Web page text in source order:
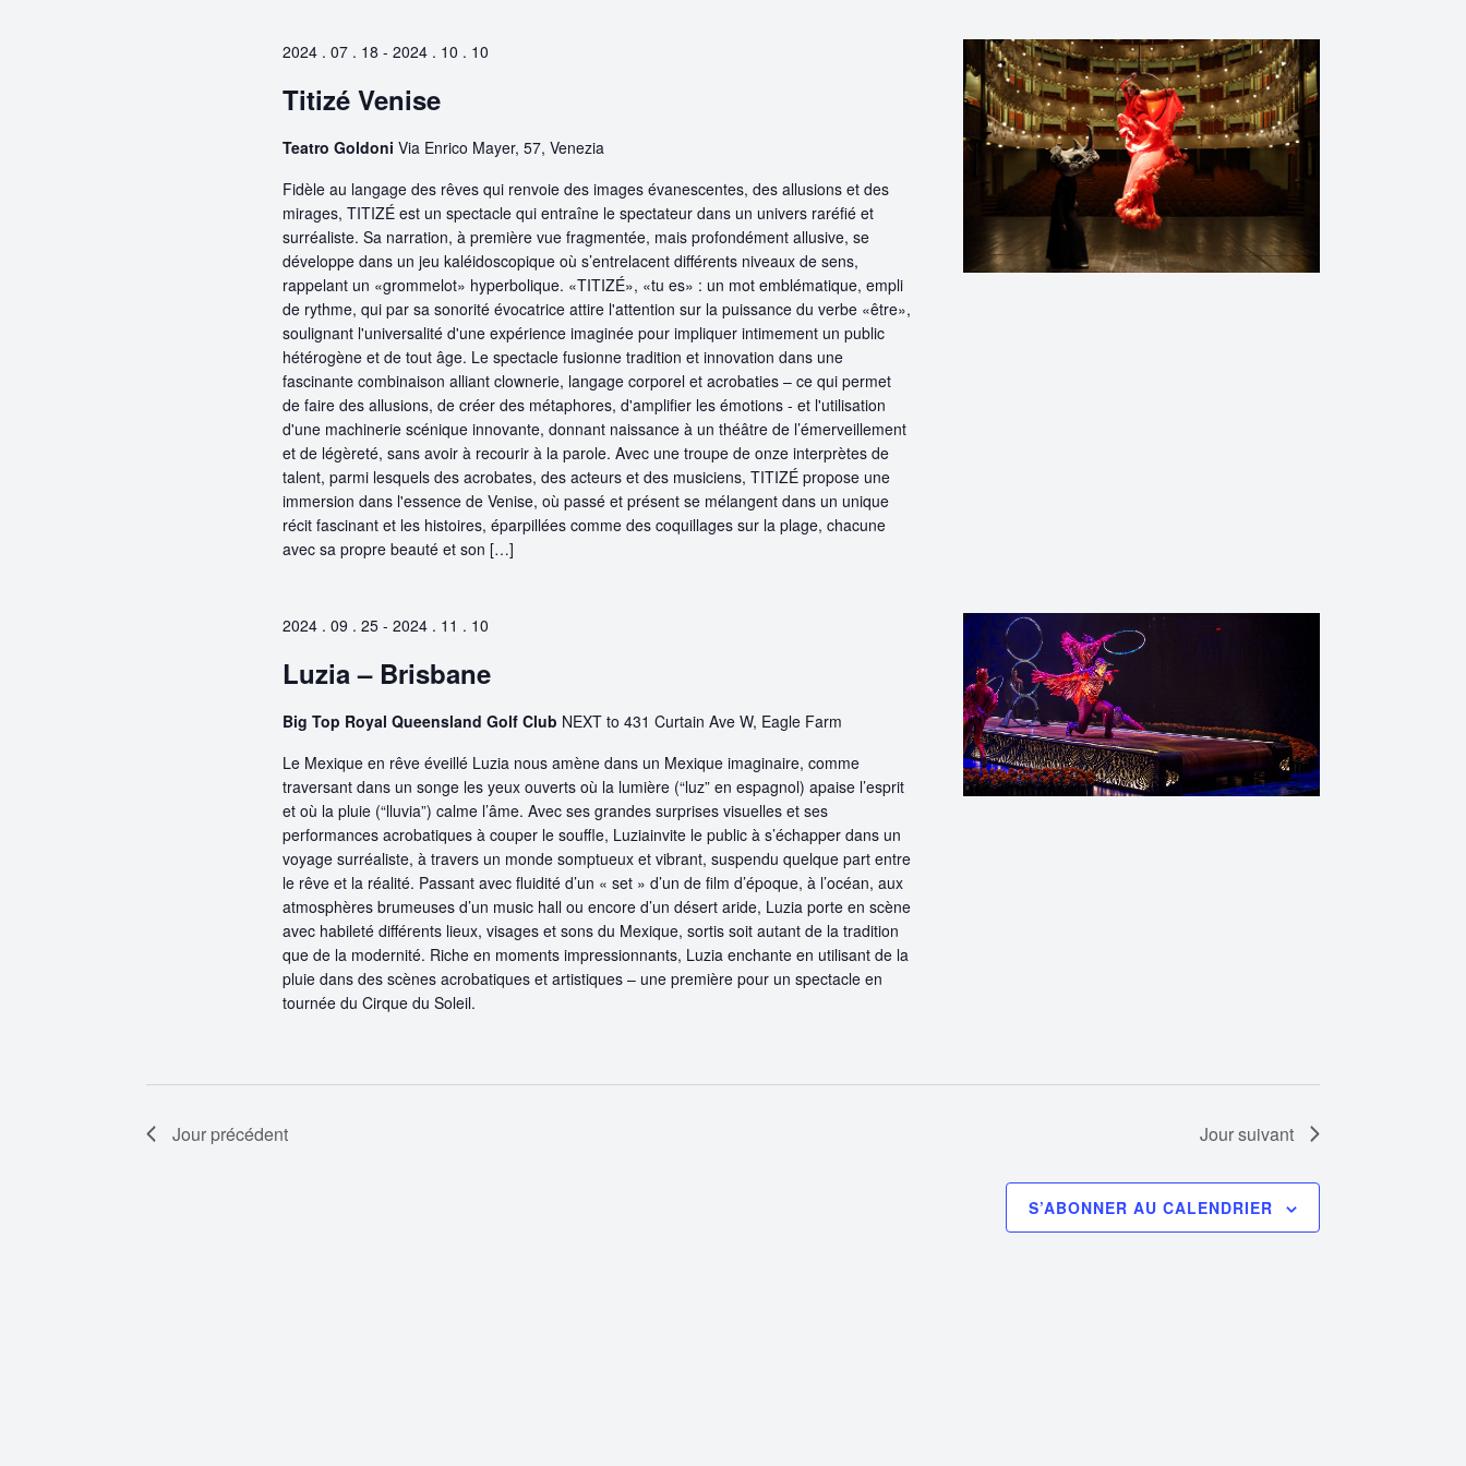
2024 . 07 . 18 - 2024 . 10 . 10
Titizé Venise
Teatro Goldoni Via Enrico Mayer, 57, Venezia
Fidèle au langage des rêves qui renvoie des images évanescentes, des allusions et des
mirages, TITIZÉ est un spectacle qui entraîne le spectateur dans un univers raréfié et
surréaliste. Sa narration, à première vue fragmentée, mais profondément allusive, se
développe dans un jeu kaléidoscopique où s’entrelacent différents niveaux de sens,
rappelant un «grommelot» hyperbolique. «TITIZÉ», «tu es» : un mot emblématique, empli
de rythme, qui par sa sonorité évocatrice attire l'attention sur la puissance du verbe «être»,
soulignant l'universalité d'une expérience imaginée pour impliquer intimement un public
hétérogène et de tout âge. Le spectacle fusionne tradition et innovation dans une
fascinante combinaison alliant clownerie, langage corporel et acrobaties – ce qui permet
de faire des allusions, de créer des métaphores, d'amplifier les émotions - et l'utilisation
d'une machinerie scénique innovante, donnant naissance à un théâtre de l’émerveillement
et de légèreté, sans avoir à recourir à la parole. Avec une troupe de onze interprètes de
talent, parmi lesquels des acrobates, des acteurs et des musiciens, TITIZÉ propose une
immersion dans l'essence de Venise, où passé et présent se mélangent dans un unique
récit fascinant et les histoires, éparpillées comme des coquillages sur la plage, chacune
avec sa propre beauté et son […]
2024 . 09 . 25- 2024 . 11 . 10
Luzia – Brisbane
Big Top Royal Queensland Golf Club NEXT to 431 Curtain Ave W, Eagle Farm
Le Mexique en rêve éveillé Luzia nous amène dans un Mexique imaginaire, comme
traversant dans un songe les yeux ouverts où la lumière (“luz” en espagnol) apaise l’esprit
et où la pluie (“lluvia”) calme l’âme. Avec ses grandes surprises visuelles et ses
performances acrobatiques à couper le souffle, Luziainvite le public à s’échapper dans un
voyage surréaliste, à travers un monde somptueux et vibrant, suspendu quelque part entre
le rêve et la réalité. Passant avec fluidité d’un « set » d’un de film d’époque, à l’océan, aux
atmosphères brumeuses d’un music hall ou encore d’un désert aride, Luzia porte en scène
avec habileté différents lieux, visages et sons du Mexique, sortis soit autant de la tradition
que de la modernité. Riche en moments impressionnants, Luzia enchante en utilisant de la
pluie dans des scènes acrobatiques et artistiques – une première pour un spectacle en
tournée du Cirque du Soleil.
Jour précédent Jour suivant
S’ABONNER AU CALENDRIER